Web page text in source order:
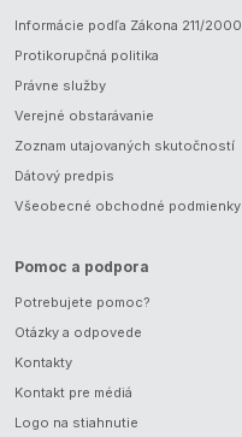
Informácie podľa Zákona 211/2000
Protikorupčná politika
Právne služby
Verejné obstarávanie
Zoznam utajovaných skutočností
Dátový predpis
Všeobecné obchodné podmienky
Pomoc a podpora
Potrebujete pomoc?
Otázky a odpovede
Kontakty
Kontakt pre médiá
Logo na stiahnutie